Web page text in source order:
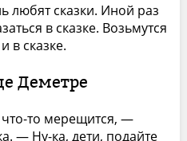
любят сказки. Иной раз
в сказке. Возьмутся
в сказке.
Деметре
то мерещится, —
— Ну-ка, дети, подайте